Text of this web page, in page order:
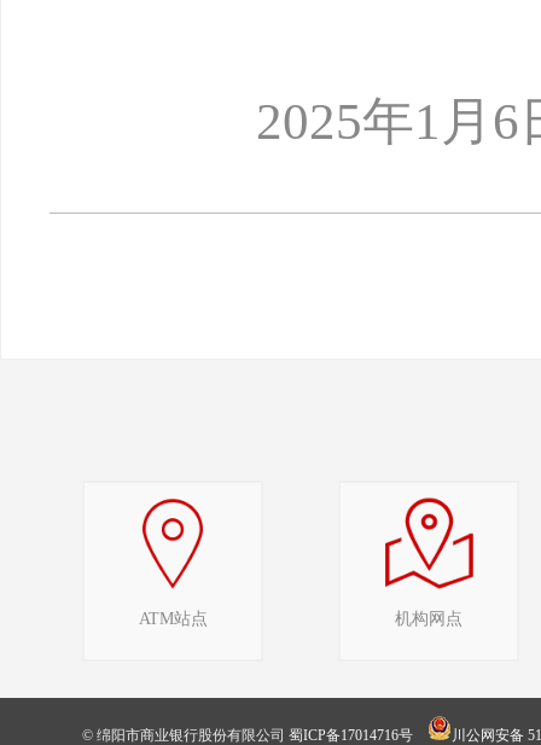
2025年1月6
ATM站点 机构网点
© 绵阳市商业银行股份有限公司 蜀ICP备17014716号
川公网安备